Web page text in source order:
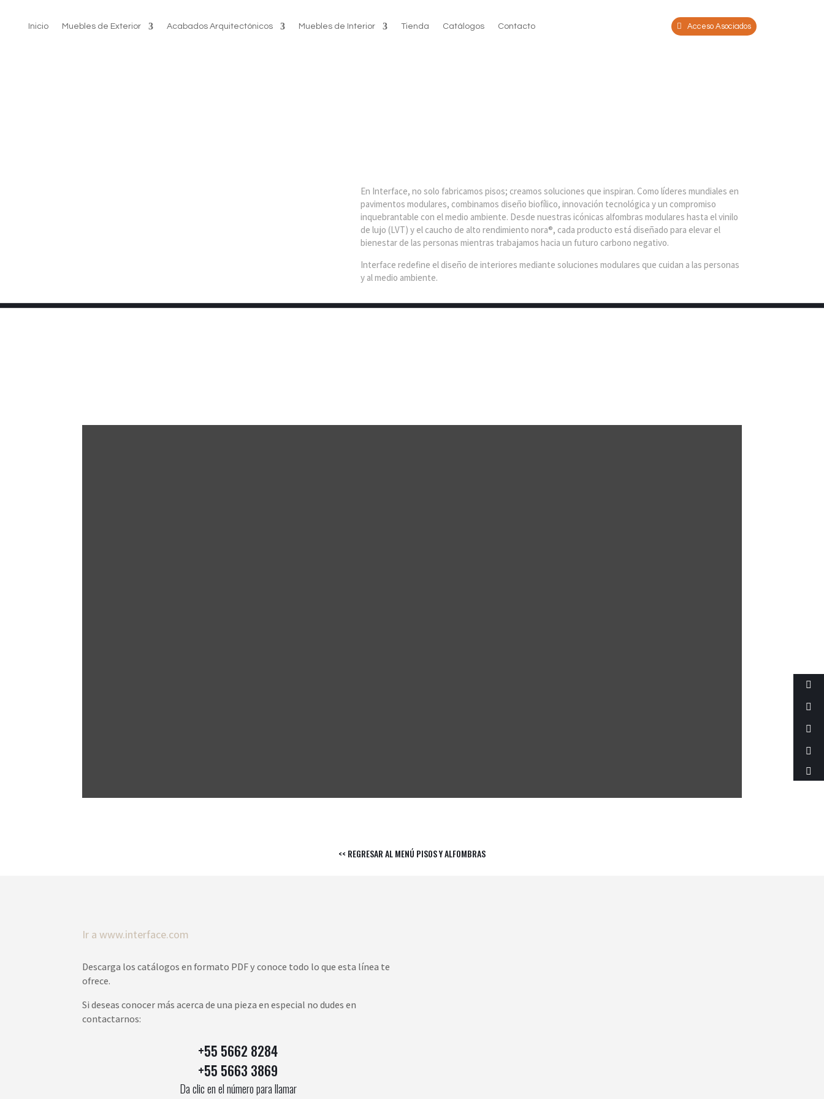
Inicio Muebles de Exterior Acabados Arquitectónicos Muebles de Interior Tienda Catálogos Contacto Acceso Asociados
En Interface, no solo fabricamos pisos; creamos soluciones que inspiran.Como líderes mundiales en
pavimentos modulares, combinamos diseño biofílico, innovación tecnológica y un compromiso
inquebrantable con el medio ambiente. Desde nuestras icónicas alfombras modulares hasta el vinilo
de lujo (LVT) y el caucho de alto rendimiento nora®, cada producto está diseñado para elevar el
bienestar de las personas mientras trabajamos hacia un futuro carbono negativo.
Interface redefine el diseño de interiores mediante soluciones modulares que cuidan a las personas
y al medio ambiente.
<< REGRESAR AL MENÚ PISOS Y ALFOMBRAS
Ir a www.interface.com
Descarga los catálogos en formato PDF y conoce todo lo que esta línea te
ofrece.
Si deseas conocer más acerca de una pieza en especial no dudes en
contactarnos:
+55 5662 8284
+55 5663 3869
Da clic en el número para llamar